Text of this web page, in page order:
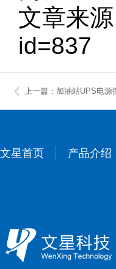
文章来
id=837
上一篇：加油站UPS电
文星首页 产品介绍